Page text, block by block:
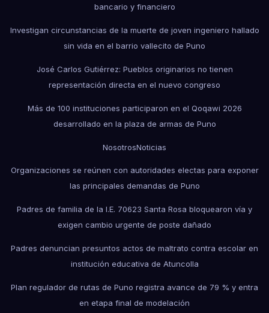
bancario y financiero
Investigan circunstancias de la muerte de joven ingeniero hallado
sin vida en el barrio vallecito de Puno
José Carlos Gutiérrez: Pueblos originarios no tienen
representación directa en el nuevo congreso
Más de 100 instituciones participaron en el Qoqawi 2026
desarrollado en la plaza de armas de Puno
NosotrosNoticias
Organizaciones se reúnen con autoridades electas para exponer
las principales demandas de Puno
Padres de familia de la I.E. 70623 Santa Rosa bloquearon vía y
exigen cambio urgente de poste dañado
Padres denuncian presuntos actos de maltrato contra escolar en
institución educativa de Atuncolla
Plan regulador de rutas de Puno registra avance de 79 % y entra
en etapa final de modelación